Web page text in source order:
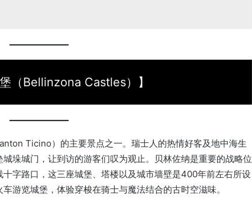
（Bellinzona Castles）】
Ticino）的主要景点之一。瑞士人的热情好客及地中海生
垛城门，让到访的游客们叹为观止。贝林佐纳是重要的战略位
字路口，这三座城堡、塔楼以及城市墙壁是400年前左右所设
游览城堡，体验穿梭在骑士与魔法结合的古时空滋味。